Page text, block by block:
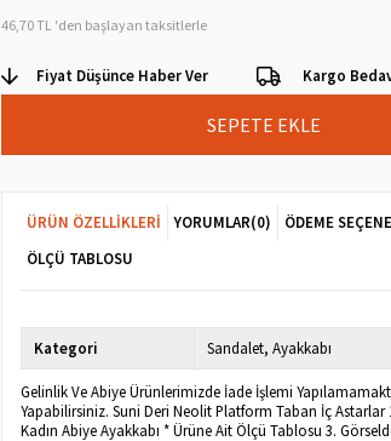
46,70 TL 'den başlayan taksitlerle
Fiyat Düşünce Haber Ver Kargo
ÜRÜN ÖZELLIKLERI YORUMLAR(0) ÖDEME
ÖLÇÜ TABLOSU
Kategori Sandalet Ayakkabı
Gelinlik Ve Abiye Ürünlerimizde İade İşlemi
Yapabilirsiniz. Suni Deri Neolit Platform Taban İç Astarlar
Kadın Abiye Ayakkabı * Ürüne Ait Ölçü Tablosu 3.